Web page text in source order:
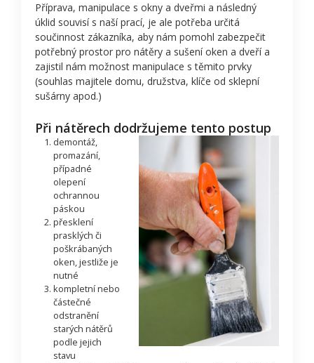
Příprava, manipulace s okny a dveřmi a následný
úklid souvisí s naší prací, je ale potřeba určitá
součinnost zákazníka, aby nám pomohl zabezpečit
potřebný prostor pro nátěry a sušení oken a dveří a
zajistil nám možnost manipulace s těmito prvky
(souhlas majitele domu, družstva, klíče od sklepní
sušárny apod.)
Při nátěrech dodržujeme tento postup
demontáž,
promazání,
případné
olepení
ochrannou
páskou
přesklení
prasklých či
poškrábaných
oken, jestliže je
nutné
kompletní nebo
částečné
odstranění
starých nátěrů
podle jejich
stavu